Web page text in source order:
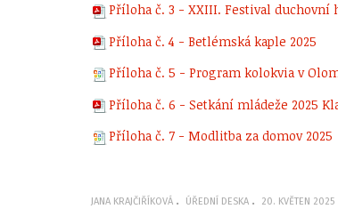
Příloha č. 3 - XXIII. Festival duchovní
Příloha č. 4 - Betlémská kaple 2025
Příloha č. 5 - Program kolokvia v
Příloha č. 6 - Setkání mládeže 2025
Příloha č. 7 - Modlitba za domov 2025
JANA KRAJČIŘÍKOVÁ ÚŘEDNÍ DESKA 20. KVĚTEN 2025